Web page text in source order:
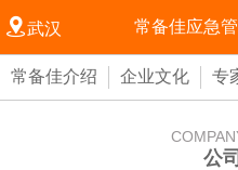
常备佳应急
武汉
常备佳介绍 企业文化 专
公